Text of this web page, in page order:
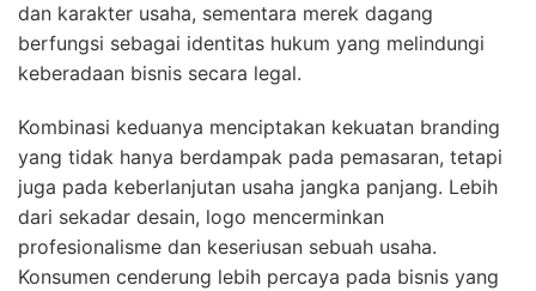
dan karakter usaha, sementara merek dagang
berfungsi sebagai identitas hukum yang melindungi
keberadaan bisnis secara legal.
Kombinasi keduanya menciptakan kekuatan branding
yang tidak hanya berdampak pada pemasaran, tetapi
juga pada keberlanjutan usaha jangka panjang. Lebih
dari sekadar desain, logo mencerminkan
profesionalisme dan keseriusan sebuah usaha.
Konsumen cenderung lebih percaya pada bisnis yang